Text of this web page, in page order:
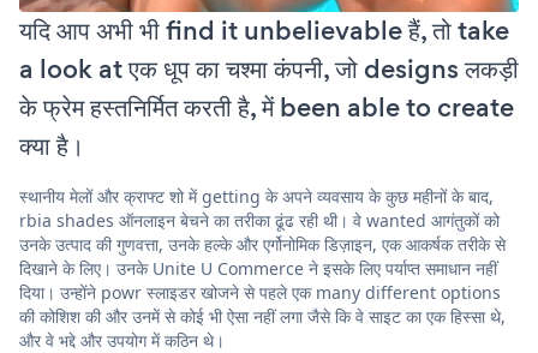
यदि आप अभी भी find it unbelievable हैं, तो take
a look at एक धूप का चश्मा कंपनी, जो designs लकड़ी
के फ्रेम हस्तनिर्मित करती है, में been able to create
क्या है।
स्थानीय मेलों और क्राफ्ट शो में getting के अपने व्यवसाय के कुछ महीनों के बाद,
rbia shades ऑनलाइन बेचने का तरीका ढूंढ रही थी। वे wanted आगंतुकों को
उनके उत्पाद की गुणवत्ता, उनके हल्के और एर्गोनोमिक डिज़ाइन, एक आकर्षक तरीके से
दिखाने के लिए। उनके Unite U Commerce ने इसके लिए पर्याप्त समाधान नहीं
दिया। उन्होंने powr स्लाइडर खोजने से पहले एक many different options
की कोशिश की और उनमें से कोई भी ऐसा नहीं लगा जैसे कि वे साइट का एक हिस्सा थे,
और वे भद्दे और उपयोग में कठिन थे।